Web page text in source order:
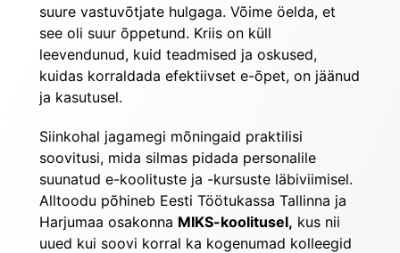
suure vastuvõtjate hulgaga. Võime öelda, et
see oli suur õppetund. Kriis on küll
leevendunud, kuid teadmised ja oskused,
kuidas korraldada efektiivset e-õpet, on jäänud
ja kasutusel.
Siinkohal jagamegi mõningaid praktilisi
soovitusi, mida silmas pidada personalile
suunatud e-koolituste ja -kursuste läbiviimisel.
Alltoodu põhineb Eesti Töötukassa Tallinna ja
Harjumaa osakonna MIKS-koolitusel, kus nii
uued kui soovi korral ka kogenumad kolleegid